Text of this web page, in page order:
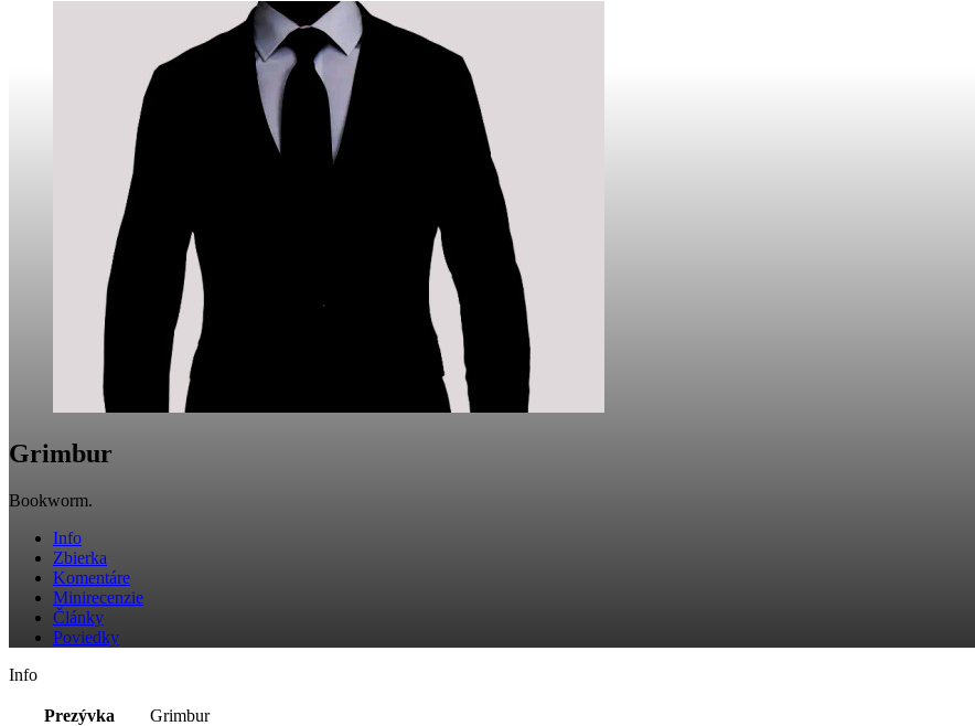
Grimbur
Bookworm.
Info
Zbierka
Komentáre
Minirecenzie
Články
Poviedky
Info
Prezývka
Grimbur